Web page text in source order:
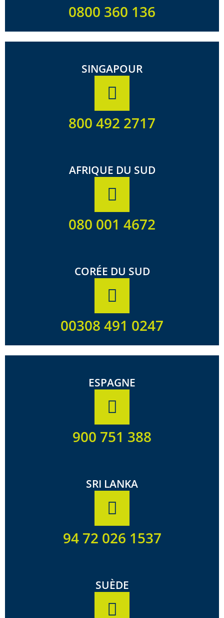
0800 360 136
SINGAPOUR
800 492 2717
AFRIQUE DU SUD
080 001 4672
CORÉE DU SUD
00308 491 0247
ESPAGNE
900 751 388
SRI LANKA
94 72 026 1537
SUÈDE